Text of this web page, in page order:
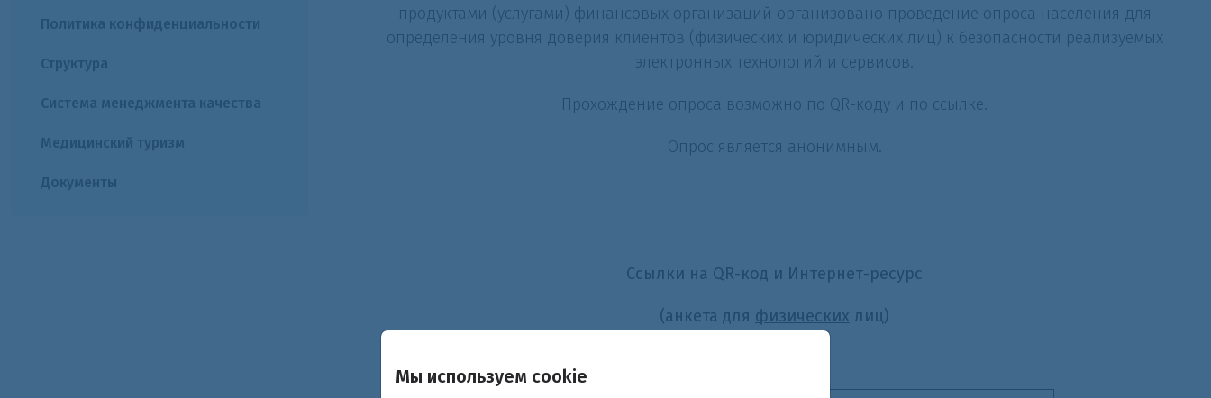
Политика конфиденциальности
Структура
Система менеджмента качества
Медицинский туризм
Документы
продуктами (услугами) финансовых организаций организовано проведение опроса населения для
определения уровня доверия клиентов (физических и юридических лиц) к безопасности реализуемых
электронных технологий и сервисов.
Прохождение опроса возможно по QR-коду и по ссылке.
Опрос является анонимным.
Ссылки на QR-код и Интернет-ресурс
(анкета для физических лиц)
Мы используем cookie